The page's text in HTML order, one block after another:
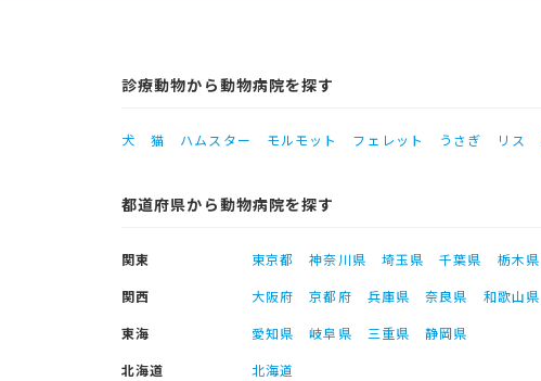
診療動物から動物病院を探す
犬 猫 ハムスター モルモット フェレット うさぎ リス
都道府県から動物病院を探す
関東 東京都 神奈川県 埼玉県 千葉県 栃木県
関西
大阪府 京都府 兵庫県 奈良県 和歌山県
東海
愛知県 岐阜県 三重県
静岡県
北海道
北海道